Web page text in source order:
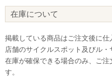
在庫について
掲載している商品はご注文後に
店舗のサイクルスポット及びル
在庫が確保できる場合のみ、ご
す。